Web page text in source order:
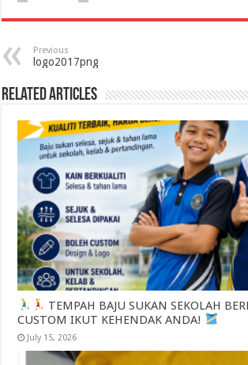
Previous
logo2017png
Related Articles
TEMPAH BAJU SUKAN SEKOLAH
CUSTOM IKUT KEHENDAK ANDA!
July 15, 2026